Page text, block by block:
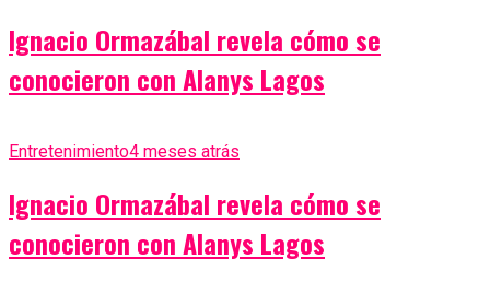
Ignacio Ormazábal revela cómo se
conocieron con Alanys Lagos
Entretenimiento4 meses atrás
Ignacio Ormazábal revela cómo se
conocieron con Alanys Lagos